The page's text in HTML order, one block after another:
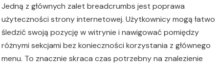
Jedną z głównych zalet breadcrumbs jest poprawa
użyteczności strony internetowej. Użytkownicy mogą łatwo
śledzić swoją pozycję w witrynie i nawigować pomiędzy
różnymi sekcjami bez konieczności korzystania z głównego
menu. To znacznie skraca czas potrzebny na znalezienie